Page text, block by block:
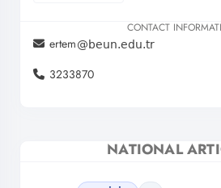
CONTACT
ertem
3233870
NATIONAL